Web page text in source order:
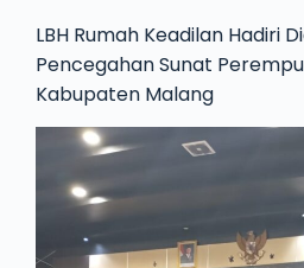
LBH Rumah Keadilan Hadiri
Pencegahan Sunat
Kabupaten Malang